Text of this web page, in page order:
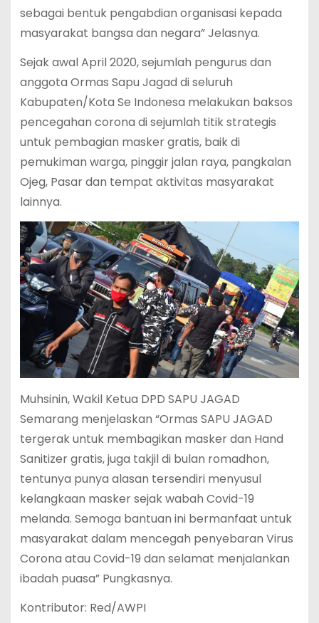
sebagai bentuk pengabdian organisasi kepada
masyarakat bangsa dan negara” Jelasnya.
Sejak awal April 2020, sejumlah pengurus dan
anggota Ormas Sapu Jagad di seluruh
Kabupaten/Kota Se Indonesa melakukan baksos
pencegahan corona di sejumlah titik strategis
untuk pembagian masker gratis, baik di
pemukiman warga, pinggir jalan raya, pangkalan
Ojeg, Pasar dan tempat aktivitas masyarakat
lainnya.
Muhsinin, Wakil Ketua DPD SAPU JAGAD
Semarang menjelaskan “Ormas SAPU JAGAD
tergerak untuk membagikan masker dan Hand
Sanitizer gratis, juga takjil di bulan romadhon,
tentunya punya alasan tersendiri menyusul
kelangkaan masker sejak wabah Covid-19
melanda. Semoga bantuan ini bermanfaat untuk
masyarakat dalam mencegah penyebaran Virus
Corona atau Covid-19 dan selamat menjalankan
ibadah puasa” Pungkasnya.
Kontributor: Red/AWPI